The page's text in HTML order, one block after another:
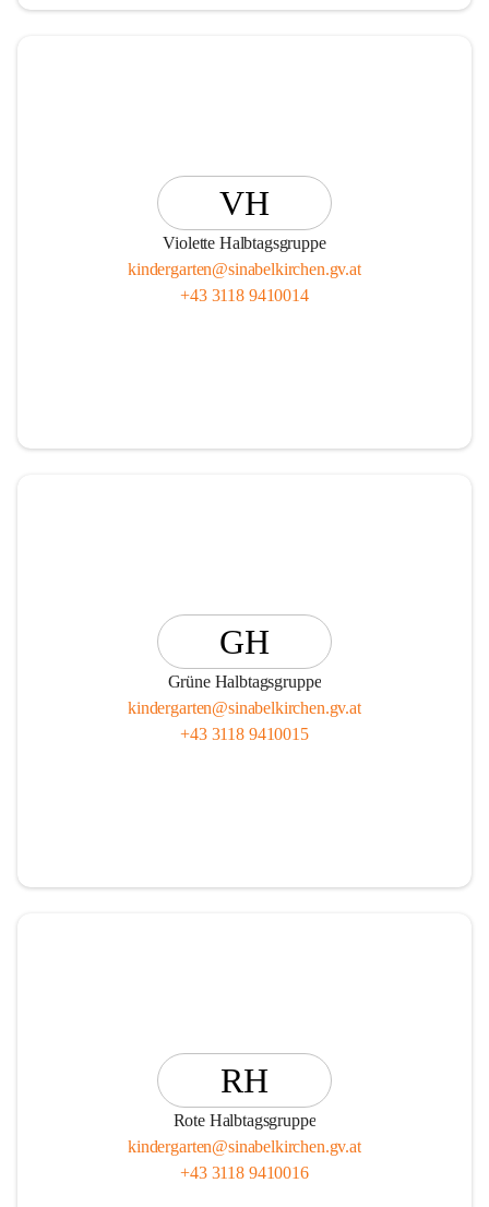
VH
Violette Halbtagsgruppe
kindergarten@sinabelkirchen.gv.at
+43 3118 9410014
GH
Grüne Halbtagsgruppe
kindergarten@sinabelkirchen.gv.at
+43 3118 9410015
RH
Rote Halbtagsgruppe
kindergarten@sinabelkirchen.gv.at
+43 3118 9410016